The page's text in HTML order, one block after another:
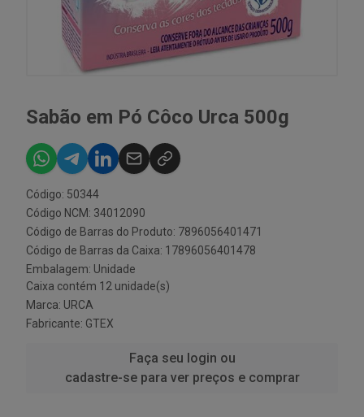
Sabão em Pó Côco Urca 500g
Código: 50344
Código NCM: 34012090
Código de Barras do Produto: 7896056401471
Código de Barras da Caixa: 17896056401478
Embalagem: Unidade
Caixa contém 12 unidade(s)
Marca: URCA
Fabricante: GTEX
Faça seu login ou
cadastre-se para ver preços e comprar